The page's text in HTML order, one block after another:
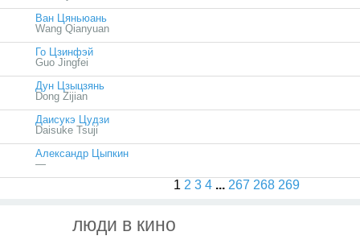
Ван Цяньюань
Wang Qianyuan
Го Цзинфэй
Guo Jingfei
Дун Цзыцзянь
Dong Zijian
Даисукэ Цудзи
Daisuke Tsuji
Александр Цыпкин
—
1 2 3 4 ... 267 268 269
люди в кино